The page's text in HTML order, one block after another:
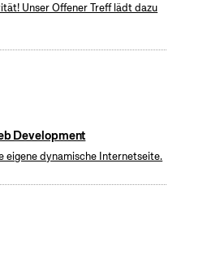
Unser Offener Treff lädt dazu
Development
eigene dynamische Internetseite.